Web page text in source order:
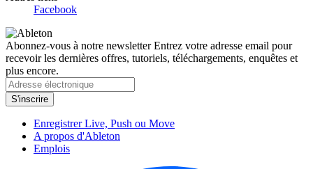
Facebook
Abonnez-vous à notre newsletterEntrez votre adresse email pour
recevoir les dernières offres, tutoriels, téléchargements, enquêtes et
plus encore.
Enregistrer Live, Push ou Move
A propos d'Ableton
Emplois